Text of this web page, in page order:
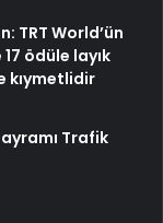
TRT World’ün
ödüle layık
kıymetlidir
Trafik